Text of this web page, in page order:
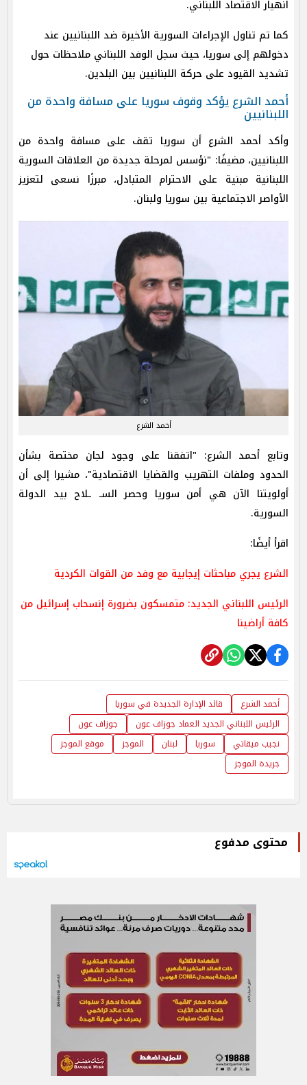
انهيار الاقتصاد اللبناني.
كما تم تناول الإجراءات السورية الأخيرة ضد اللبنانيين عند
دخولهم إلى سوريا، حيث سجل الوفد اللبناني ملاحظات حول
تشديد القيود على حركة اللبنانيين بين البلدين.
أحمد الشرع يؤكد وقوف سوريا على مسافة واحدة من
اللبنانيين
وأكد أحمد الشرع أن سوريا تقف على مسافة واحدة من
اللبنانيين، مضيفًا: "نؤسس لمرحلة جديدة من العلاقات السورية
اللبنانية مبنية على الاحترام المتبادل، مبرزًا نسعى لتعزيز
الأواصر الاجتماعية بين سوريا ولبنان.
أحمد الشرع
وتابع أحمد الشرع: "اتفقنا على وجود لجان مختصة بشأن
الحدود وملفات التهريب والقضايا الاقتصادية"، مشيرا إلى أن
أولويتنا الآن هي أمن سوريا وحصر السـ ـلاح بيد الدولة
السورية.
اقرأ أيضًا:
الشرع يجري مباحثات إيجابية مع وفد من القوات الكردية
الرئيس اللبناني الجديد: متمسكون بضرورة إنسحاب إسرائيل من
كافة أراضينا
أحمد الشرع
قائد الإدارة الجديدة في سوريا
الرئيس اللبناني الجديد العماد جوزاف عون
جوزاف عون
نجيب ميقاتي
سوريا لبنان الموجز
موقع الموجز
جريدة الموجز
محتوى مدفوع